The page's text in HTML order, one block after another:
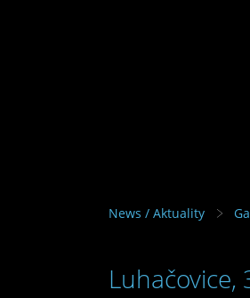
News / Aktuality
Luhačovice,